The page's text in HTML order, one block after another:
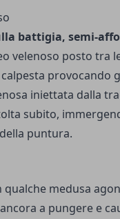
battigia, semi-
velenoso posto tra
provocando
iniettata dalla
subito,
puntura.
medusa
a pungere e